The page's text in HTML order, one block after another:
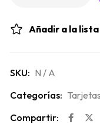
Añadir a la
SKU: N / A
Categorías: Tarjetas
Compartir: